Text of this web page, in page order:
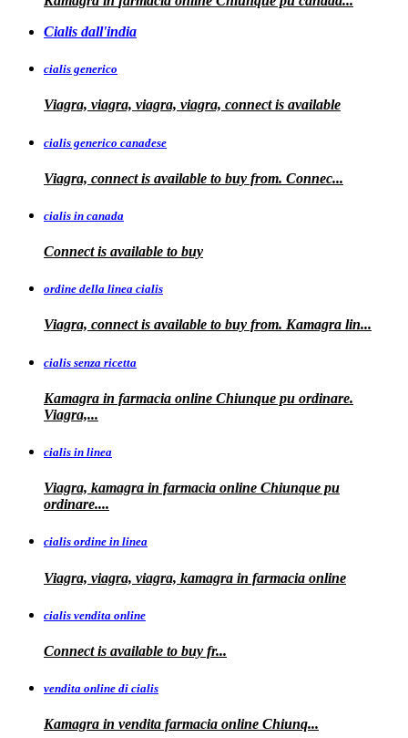
Cialis dall'india
cialis generico
Viagra, viagra, viagra, viagra, connect is available
cialis generico canadese
Viagra, connect is available to buy from. Connec...
cialis in canada
Connect is available to buy
ordine della linea cialis
Viagra, connect is available to buy from. Kamagra lin...
cialis senza ricetta
Kamagra in farmacia online Chiunque pu ordinare.
Viagra,...
cialis in linea
Viagra, kamagra in farmacia online Chiunque pu
ordinare....
cialis ordine in linea
Viagra, viagra, viagra, kamagra in farmacia online
cialis vendita online
Connect is available to buy fr...
vendita online di cialis
Kamagra in vendita farmacia online Chiunq...